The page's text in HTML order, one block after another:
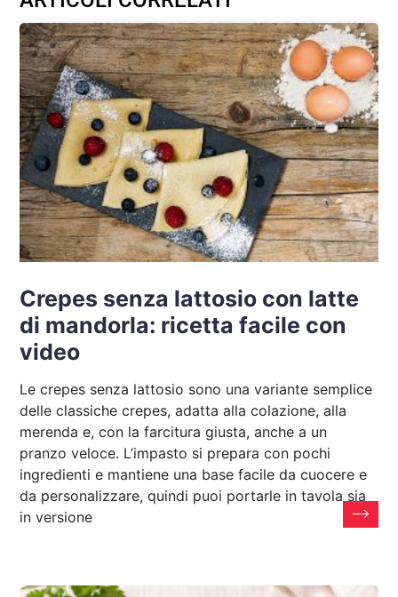
Crepes senza lattosio con latte
di mandorla: ricetta facile con
video
Le crepes senza lattosio sono una variante semplice
delle classiche crepes, adatta alla colazione, alla
merenda e, con la farcitura giusta, anche a un
pranzo veloce. L’impasto si prepara con pochi
ingredienti e mantiene una base facile da cuocere e
da personalizzare, quindi puoi portarle in tavola sia
in versione